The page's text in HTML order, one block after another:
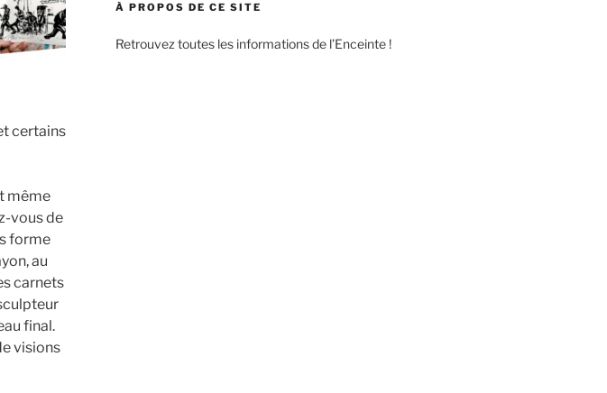
certains
même
vous de
forme
au
carnets
final.
visions
À PROPOS DE CE SITE
Retrouvez toutes les informations de l’Enceinte !